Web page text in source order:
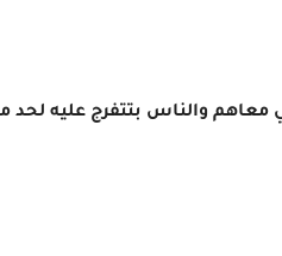
معاهم والناس بتتفرج عليه